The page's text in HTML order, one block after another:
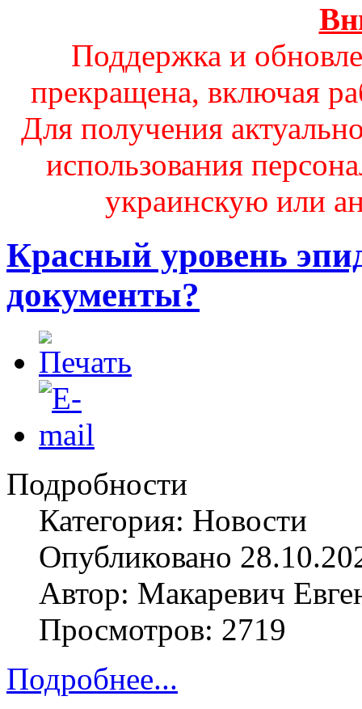
Поддержка и
прекращена, включая
Для получения
использования
украинскую или
Красный уровень
документы?
Подробности
Категория: Новости
Опубликовано
Автор: Макаревич
Просмотров: 2719
Подробнее...